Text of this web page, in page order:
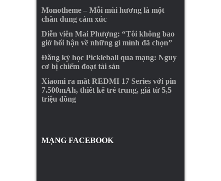
Monotheme – Mỗi mùi hương là một
chân dung cảm xúc
Diễn viên Mai Phượng: “Tôi không bao
giờ hối hận về những gì mình đã chọn”
Đăng ký học Pickleball qua mạng: Nguy
cơ bị chiếm đoạt tài sản
Xiaomi ra mắt REDMI 17 Series với pin
7.500mAh, thiết kế trẻ trung, giá từ 5,5
triệu đồng
MẠNG FACEBOOK